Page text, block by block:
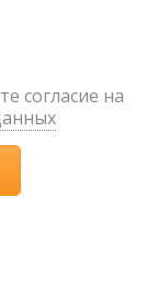
согласие на